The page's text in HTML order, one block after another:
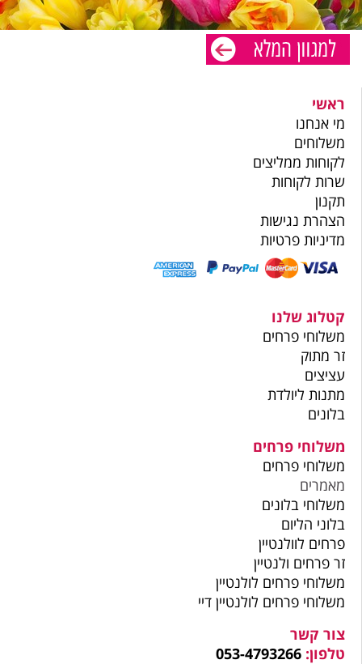
ראשי
מי אנחנו
משלוחים
לקוחות ממליצים
שרות לקוחות
תקנון
הצהרת נגישות
מדיניות פרטיות
קטלוג שלנו
משלוחי פרחים
זר מתוק
עציצים
מתנות ליולדת
בלונים
משלוחי פרחים
משלוחי פרחים
מאמרים
משלוחי בלונים
בלוני הליום
פרחים לוולנטיין
זר פרחים ולנטיין
משלוחי פרחים לולנטיין
משלוחי פרחים לולנטיין דיי
צור קשר
טלפון: 053-4793266